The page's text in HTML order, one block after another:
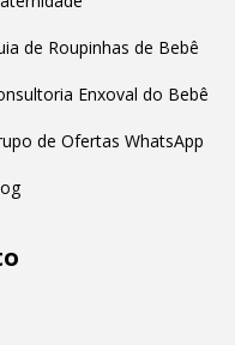
de Roupinhas de Bebê
Enxoval do Bebê
de Ofertas WhatsApp